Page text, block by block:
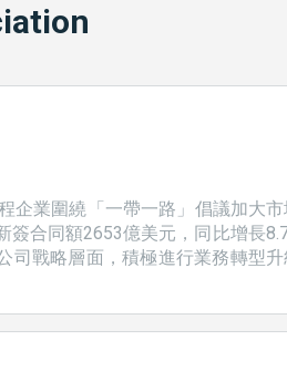
業圍繞「一帶一路」倡議加大市
合同額2653億美元，同比增長
司戰略層面，積極進行業務轉型
產業園區等。 亞�